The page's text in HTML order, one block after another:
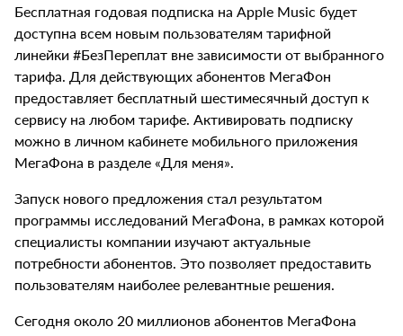
Бесплатная годовая подписка на Apple Music будет
доступна всем новым пользователям тарифной
линейки #БезПереплат вне зависимости от выбранного
тарифа. Для действующих абонентов МегаФон
предоставляет бесплатный шестимесячный доступ к
сервису на любом тарифе. Активировать подписку
можно в личном кабинете мобильного приложения
МегаФона в разделе «Для меня».
Запуск нового предложения стал результатом
программы исследований МегаФона, в рамках которой
специалисты компании изучают актуальные
потребности абонентов. Это позволяет предоставить
пользователям наиболее релевантные решения.
Сегодня около 20 миллионов абонентов МегаФона